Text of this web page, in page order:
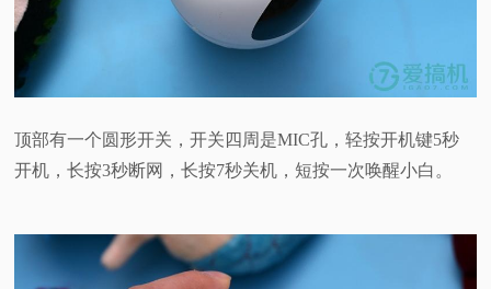
顶部有一个圆形开关，开关四周是MIC孔，轻按开机键5秒
开机，长按3秒断网，长按7秒关机，短按一次唤醒小白。